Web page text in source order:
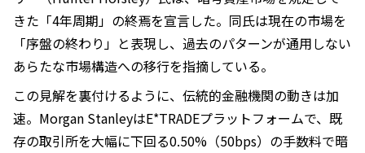
きた「4年周期」の終焉を宣言した。同氏は現在の市場を
「序盤の終わり」と表現し、過去のパターンが通用しない
あらたな市場構造への移行を指摘している。
この見解を裏付けるように、伝統的金融機関の動きは加
速。Morgan StanleyはE*TRADEプラットフォームで、既
存の取引所を大幅に下回る0.50%（50bps）の手数料で暗